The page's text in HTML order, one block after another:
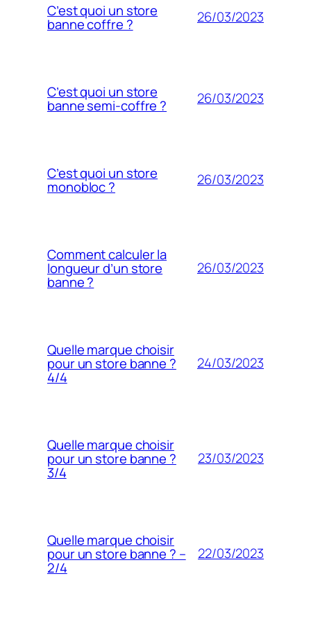
C’est quoi un store
banne coffre ? 26/03/2023
C’est quoi un store
banne semi-coffre ? 26/03/2023
C’est quoi un store
monobloc ? 26/03/2023
Comment calculer la
longueur d’un store
banne ?
26/03/2023
Quelle marque choisir
pour un store banne ?
4/4
24/03/2023
Quelle marque choisir
pour un store banne ?
3/4
23/03/2023
Quelle marque choisir
pour un store banne ? –
2/4
22/03/2023